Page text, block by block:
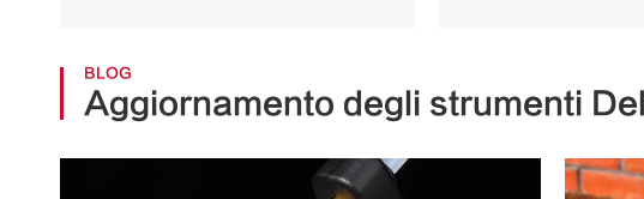
BLOG
Aggiornamento degli strumenti